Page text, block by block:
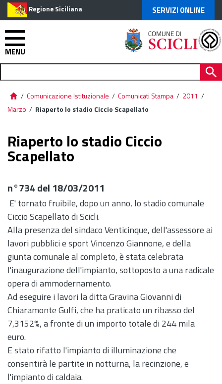
Regione Siciliana SERVIZI ONLINE
MENU
/ Comunicazione Istituzionale / Comunicati Stampa / 2011 /
Marzo / Riaperto lo stadio Ciccio Scapellato
Riaperto lo stadio Ciccio
Scapellato
n°734 del 18/03/2011
E' tornato fruibile, dopo un anno, lo stadio comunale
Ciccio Scapellato di Scicli.
Alla presenza del sindaco Venticinque, dell'assessore ai
lavori pubblici e sport Vincenzo Giannone, e della
giunta comunale al completo, è stata celebrata
l'inaugurazione dell'impianto, sottoposto a una radicale
opera di ammodernamento.
Ad eseguire i lavori la ditta Gravina Giovanni di
Chiaramonte Gulfi, che ha praticato un ribasso del
7,3152%, a fronte di un importo totale di 244 mila
euro.
E stato rifatto l'impianto di illuminazione che
consentirà le partite in notturna, la recinzione, e
l'impianto di caldaia.